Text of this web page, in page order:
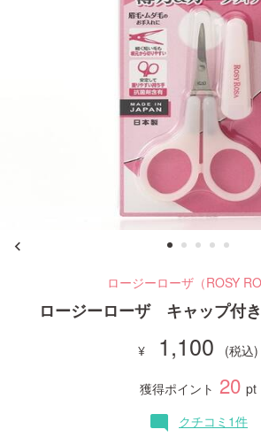
ビューティジャーナルから探す
ロージーローザ（ROSY
ロージーローザ キャップ付
1,100
獲得ポイント 20 pt
mode_comment クチコミ1件